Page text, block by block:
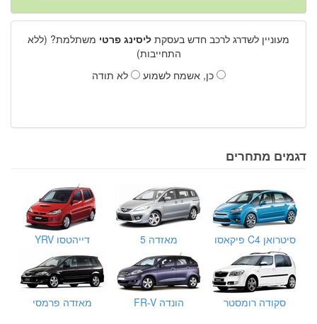
מעוניין לשדרג לרכב חדש בעסקת ליסינג פרטי משתלמת? (ללא
התחייבות)
כן, אשמח לשמוע
לא תודה
דגמים מתחרים
סיטרואן C4 פיקאסו מאזדה 5 דייהטסו YRV
סקודה רומסטר הונדה FR-V מאזדה פרמסי